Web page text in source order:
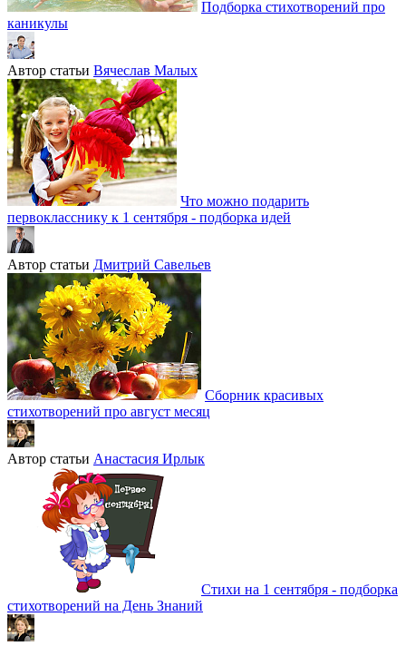
Подборка стихотворений про
каникулы
Автор статьи Вячеслав Малых
Что можно подарить
первокласснику к 1 сентября - подборка идей
Автор статьи Дмитрий Савельев
Сборник красивых
стихотворений про август месяц
Автор статьи Анастасия Ирлык
Стихи на 1 сентября - подборка
стихотворений на День Знаний